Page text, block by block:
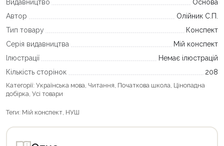
Видавництво
Основа
Автор
Олійник С.П.
Тип товару
Конспект
Серія видавництва
Мій конспект
Ілюстрації
Немає ілюстрацій
Кількість сторінок
208
Категорії: Українська мова, Читання, Початкова школа, Цінопадна
добірка, Усі товари
Теги: Мій конспект, НУШ